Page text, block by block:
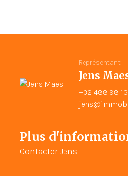
Représentant
Jens
+32 488 98
Plus
Contacter Jens